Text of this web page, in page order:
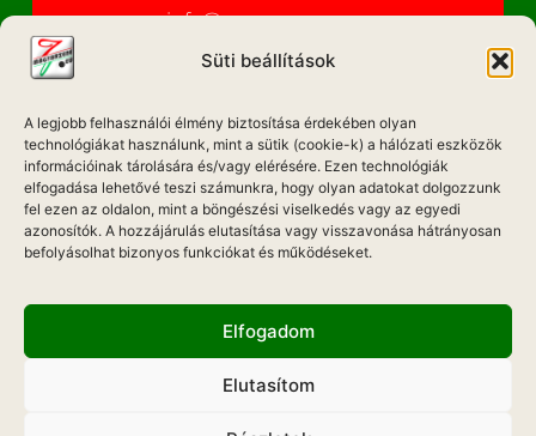
Süti beállítások
A legjobb felhasználói élmény biztosítása érdekében olyan
technológiákat használunk, mint a sütik (cookie-k) a hálózati eszközök
információinak tárolására és/vagy elérésére. Ezen technológiák
elfogadása lehetővé teszi számunkra, hogy olyan adatokat dolgozzunk
fel ezen az oldalon, mint a böngészési viselkedés vagy az egyedi
azonosítók. A hozzájárulás elutasítása vagy visszavonása hátrányosan
befolyásolhat bizonyos funkciókat és működéseket.
Elfogadom
Elutasítom
info@magyarzene.eu
IMPRESSZUM
ETIKAI KÓDEX
MÉDIA AJÁNLAT
ADATKEZELÉSI NYILATKOZAT
Hadd Szóljon!